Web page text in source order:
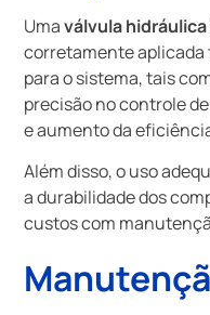
Umaválvula
corretamente aplicada
para o sistema, tais
precisão no controle
e aumento da
Além disso, o uso
a durabilidade dos
custos com